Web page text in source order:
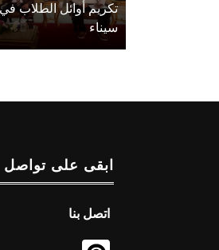
تكريم أوائل الطلاب
سيناء
ابقى على تواصل
اتصل بنا